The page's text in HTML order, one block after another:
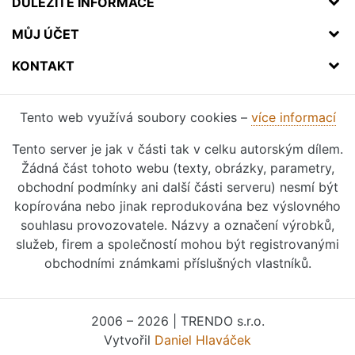
MŮJ ÚČET
KONTAKT
Tento web využívá soubory cookies – více informací
Tento server je jak v části tak v celku autorským dílem.
Žádná část tohoto webu (texty, obrázky, parametry,
obchodní podmínky ani další části serveru) nesmí být
kopírována nebo jinak reprodukována bez výslovného
souhlasu provozovatele. Názvy a označení výrobků,
služeb, firem a společností mohou být registrovanými
obchodními známkami příslušných vlastníků.
2006 – 2026 | TRENDO s.r.o.
Vytvořil Daniel Hlaváček